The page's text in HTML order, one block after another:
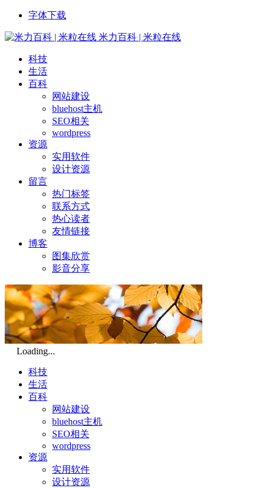
字体下载
米力百科 | 米粒在线
科技
生活
百科
网站建设
bluehost主机
SEO相关
wordpress
资源
实用软件
设计资源
留言
热门标签
联系方式
热心读者
友情链接
博客
图集欣赏
影音分享
Loading...
科技
生活
百科
网站建设
bluehost主机
SEO相关
wordpress
资源
实用软件
设计资源